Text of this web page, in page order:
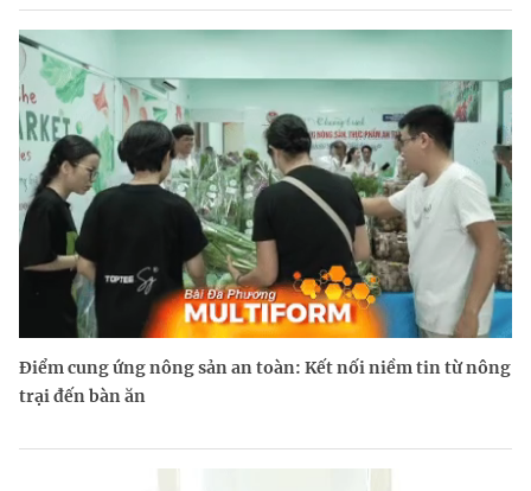
Điểm cung ứng nông sản an toàn: Kết nối niềm tin từ nông
trại đến bàn ăn